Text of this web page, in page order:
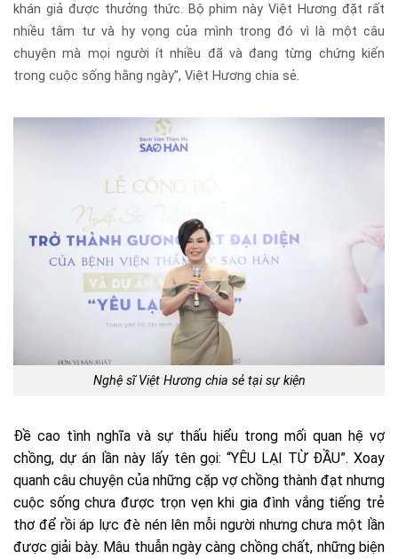
khán giả được thưởng thức. Bộ phim này Việt Hương đặt rất
nhiều tâm tư và hy vọng của mình trong đó vì là một câu
chuyện mà mọi người ít nhiều đã và đang từng chứng kiến
trong cuộc sống hằng ngày”, Việt Hương chia sẻ.
Nghệ sĩ Việt Hương chia sẻ tại sự kiện
Đề cao tình nghĩa và sự thấu hiểu trong mối quan hệ vợ
chồng, dự án lần này lấy tên gọi: “YÊU LẠI TỪ ĐẦU”. Xoay
quanh câu chuyện của những cặp vợ chồng thành đạt nhưng
cuộc sống chưa được trọn vẹn khi gia đình vắng tiếng trẻ
thơ để rồi áp lực đè nén lên mỗi người nhưng chưa một lần
được giải bày. Mâu thuẫn ngày càng chồng chất, những biện